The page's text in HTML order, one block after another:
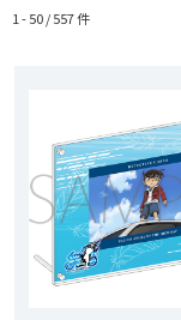
1 - 50 /557件